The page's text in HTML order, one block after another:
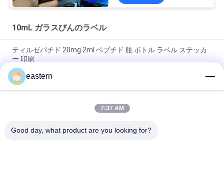
10mL ガラスびんのラベル
ティルゼパチド 20mg 2ml ペプチド 瓶 ボトル ラベル ステッカ
ー 印刷
GHRP6 5MG 2 mL ボトルラベル ステッカー印刷 ペプチドパウダ
ーラベル用
GHRP6 5MG 2 mL ボトルラベル ステッカー印刷 ペプチドパウダ
eastern
7:37 AM
Good day, what product are you looking for?